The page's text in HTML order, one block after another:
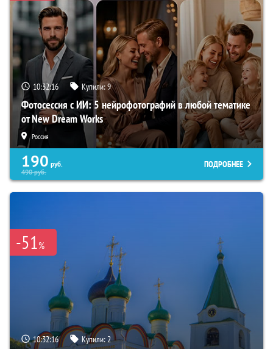
10:32:16 Купили:9
Фотосессия с ИИ: 5 нейрофотографий в любой тематике
от New Dream Works
Россия
190 руб.
490руб.
ПОДРОБНЕЕ
-51%
10:32:16 Купили:2